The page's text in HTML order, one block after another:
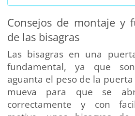
Consejos de montaje y
de las bisagras
Las bisagras en una
fundamental, ya que
aguanta el peso de la
mueva para que se
correctamente y con